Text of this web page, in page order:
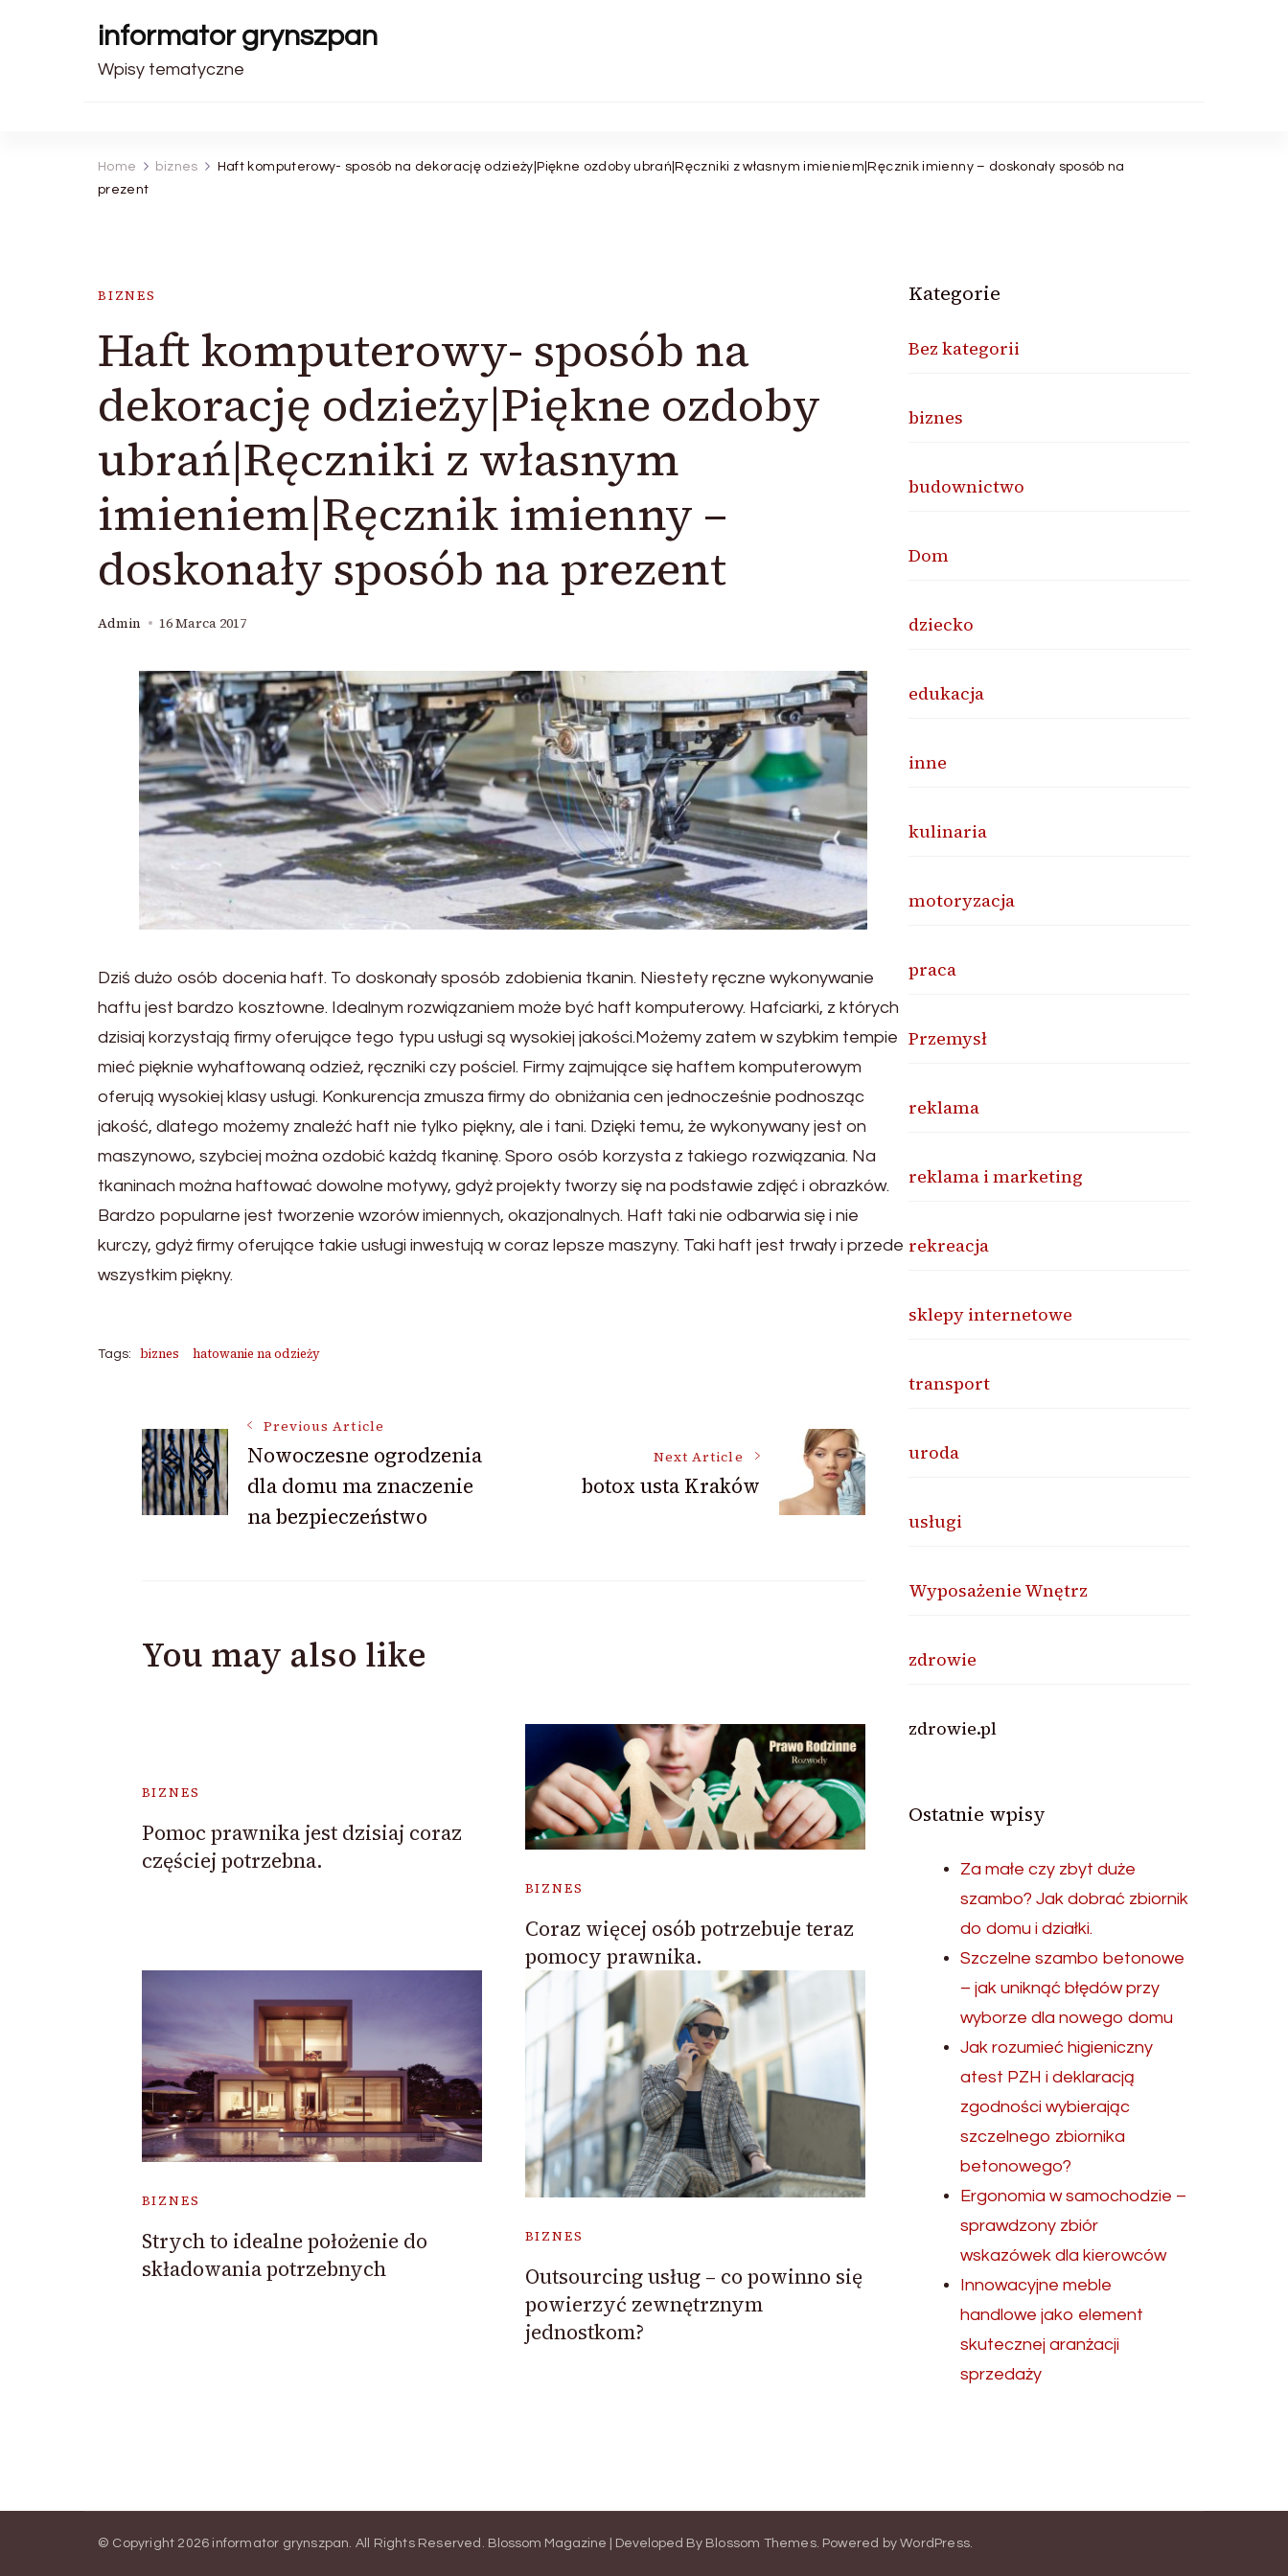
informator grynszpan
Wpisy tematyczne
Home biznes
Haft komputerowy- sposób na dekorację odzieży|Piękne ozdoby ubrań|Ręczniki z własnym imieniem|Ręcznik imienny – doskonały sposób na
prezent
BIZNES
Haft komputerowy- sposób na
dekorację odzieży|Piękne ozdoby
ubrań|Ręczniki z własnym
imieniem|Ręcznik imienny –
doskonały sposób na prezent
Admin 16 Marca 2017
Dziś dużo osób docenia haft. To doskonały sposób zdobienia tkanin. Niestety ręczne wykonywanie
haftu jest bardzo kosztowne. Idealnym rozwiązaniem może być haft komputerowy. Hafciarki, z których
dzisiaj korzystają firmy oferujące tego typu usługi są wysokiej jakości.Możemy zatem w szybkim tempie
mieć pięknie wyhaftowaną odzież, ręczniki czy pościel. Firmy zajmujące się haftem komputerowym
oferują wysokiej klasy usługi. Konkurencja zmusza firmy do obniżania cen jednocześnie podnosząc
jakość, dlatego możemy znaleźć haft nie tylko piękny, ale i tani. Dzięki temu, że wykonywany jest on
maszynowo, szybciej można ozdobić każdą tkaninę. Sporo osób korzysta z takiego rozwiązania. Na
tkaninach można haftować dowolne motywy, gdyż projekty tworzy się na podstawie zdjęć i obrazków.
Bardzo popularne jest tworzenie wzorów imiennych, okazjonalnych. Haft taki nie odbarwia się i nie
kurczy, gdyż firmy oferujące takie usługi inwestują w coraz lepsze maszyny. Taki haft jest trwały i przede
wszystkim piękny.
Tags: biznes hatowanie na odzieży
Post
Navigation
Previous Article
Nowoczesne ogrodzenia
dla domu ma znaczenie
na bezpieczeństwo
Next Article
botox usta Kraków
You may also like
BIZNES
Pomoc prawnika jest dzisiaj coraz
częściej potrzebna.
BIZNES
Coraz więcej osób potrzebuje teraz
pomocy prawnika.
BIZNES
Strych to idealne położenie do
składowania potrzebnych
BIZNES
Outsourcing usług – co powinno się
powierzyć zewnętrznym
jednostkom?
Kategorie
Bez kategorii
biznes
budownictwo
Dom
dziecko
edukacja
inne
kulinaria
motoryzacja
praca
Przemysł
reklama
reklama i marketing
rekreacja
sklepy internetowe
transport
uroda
usługi
Wyposażenie Wnętrz
zdrowie
zdrowie.pl
Ostatnie wpisy
Za małe czy zbyt duże
szambo? Jak dobrać zbiornik
do domu i działki.
Szczelne szambo betonowe
– jak uniknąć błędów przy
wyborze dla nowego domu
Jak rozumieć higieniczny
atest PZH i deklaracją
zgodności wybierając
szczelnego zbiornika
betonowego?
Ergonomia w samochodzie –
sprawdzony zbiór
wskazówek dla kierowców
Innowacyjne meble
handlowe jako element
skutecznej aranżacji
sprzedaży
© Copyright 2026 informator grynszpan. All Rights Reserved. Blossom Magazine | Developed By Blossom Themes. Powered byWordPress.